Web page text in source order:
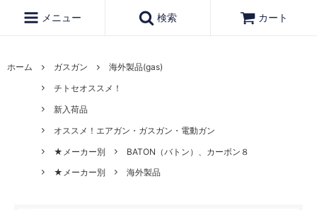
メニュー 検索 カート
ホーム ガスガン
海外製品(gas)
チトセオススメ！
新入荷品
オススメ！エアガン・ガスガン・電動ガン
★メーカー別
BATON（バトン）、カーボン８
★メーカー別
海外製品